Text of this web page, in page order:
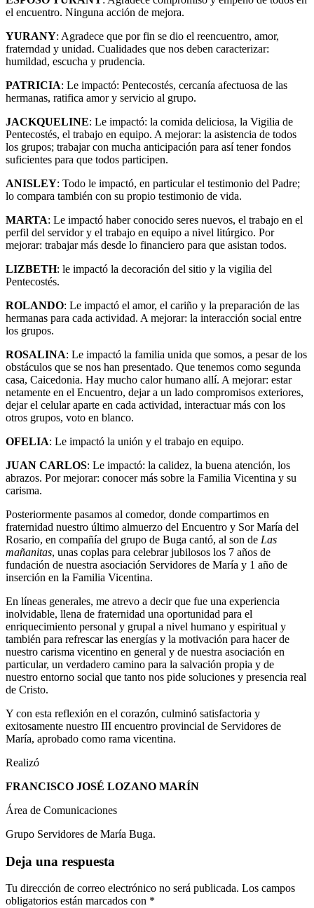
el encuentro. Ninguna acción de mejora.
YURANY: Agradece que por fin se dio el reencuentro, amor,
fraterndad y unidad. Cualidades que nos deben caracterizar:
humildad, escucha y prudencia.
PATRICIA: Le impactó: Pentecostés, cercanía afectuosa de las
hermanas, ratifica amor y servicio al grupo.
JACKQUELINE: Le impactó: la comida deliciosa, la Vigilia de
Pentecostés, el trabajo en equipo. A mejorar: la asistencia de todos
los grupos; trabajar con mucha anticipación para así tener fondos
suficientes para que todos participen.
ANISLEY: Todo le impactó, en particular el testimonio del Padre;
lo compara también con su propio testimonio de vida.
MARTA: Le impactó haber conocido seres nuevos, el trabajo en el
perfil del servidor y el trabajo en equipo a nivel litúrgico. Por
mejorar: trabajar más desde lo financiero para que asistan todos.
LIZBETH: le impactó la decoración del sitio y la vigilia del
Pentecostés.
ROLANDO: Le impactó el amor, el cariño y la preparación de las
hermanas para cada actividad. A mejorar: la interacción social entre
los grupos.
ROSALINA: Le impactó la familia unida que somos, a pesar de los
obstáculos que se nos han presentado. Que tenemos como segunda
casa, Caicedonia. Hay mucho calor humano allí. A mejorar: estar
netamente en el Encuentro, dejar a un lado compromisos exteriores,
dejar el celular aparte en cada actividad, interactuar más con los
otros grupos, voto en blanco.
OFELIA: Le impactó la unión y el trabajo en equipo.
JUAN CARLOS: Le impactó: la calidez, la buena atención, los
abrazos. Por mejorar: conocer más sobre la Familia Vicentina y su
carisma.
Posteriormente pasamos al comedor, donde compartimos en
fraternidad nuestro último almuerzo del Encuentro y Sor María del
Rosario, en compañía del grupo de Buga cantó, al son de Las
mañanitas, unas coplas para celebrar jubilosos los 7 años de
fundación de nuestra asociación Servidores de María y 1 año de
inserción en la Familia Vicentina.
En líneas generales, me atrevo a decir que fue una experiencia
inolvidable, llena de fraternidad una oportunidad para el
enriquecimiento personal y grupal a nivel humano y espiritual y
también para refrescar las energías y la motivación para hacer de
nuestro carisma vicentino en general y de nuestra asociación en
particular, un verdadero camino para la salvación propia y de
nuestro entorno social que tanto nos pide soluciones y presencia real
de Cristo.
Y con esta reflexión en el corazón, culminó satisfactoria y
exitosamente nuestro III encuentro provincial de Servidores de
María, aprobado como rama vicentina.
Realizó
FRANCISCO JOSÉ LOZANO MARÍN
Área de Comunicaciones
Grupo Servidores de María Buga.
Deja una respuesta
Tu dirección de correo electrónico no será publicada. Los campos
obligatorios están marcados con *